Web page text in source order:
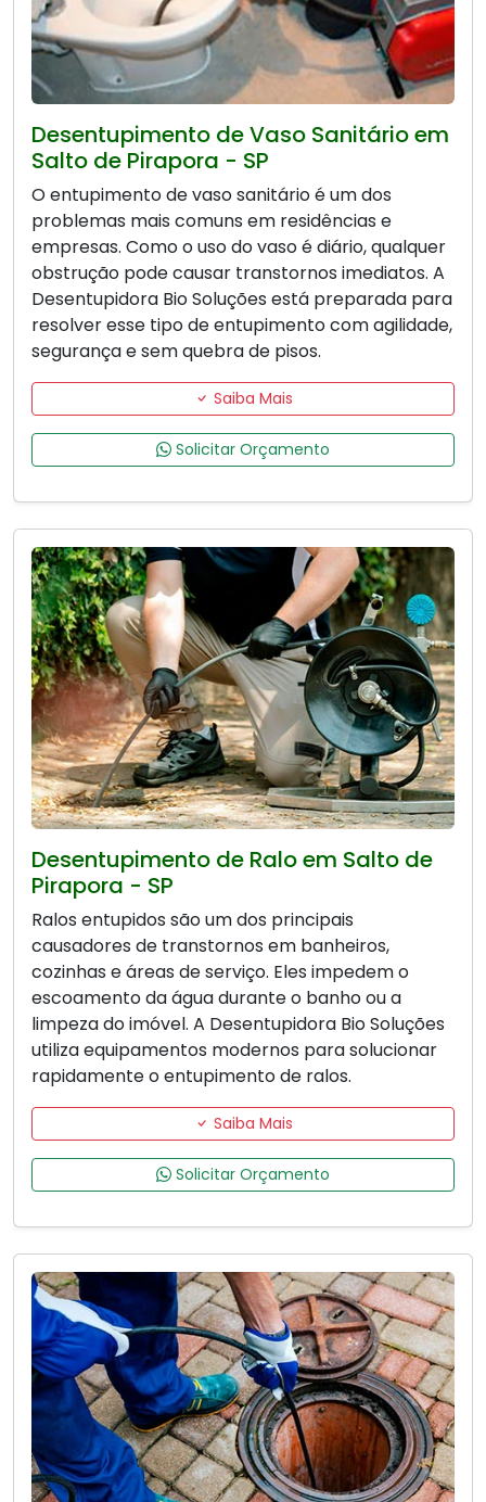
Desentupimento de Vaso Sanitário em
Salto de Pirapora - SP
O entupimento de vaso sanitário é um dos
problemas mais comuns em residências e
empresas. Como o uso do vaso é diário, qualquer
obstrução pode causar transtornos imediatos. A
Desentupidora Bio Soluções está preparada para
resolver esse tipo de entupimento com agilidade,
segurança e sem quebra de pisos.
Saiba Mais
Solicitar Orçamento
Desentupimento de Ralo em Salto de
Pirapora - SP
Ralos entupidos são um dos principais
causadores de transtornos em banheiros,
cozinhas e áreas de serviço. Eles impedem o
escoamento da água durante o banho ou a
limpeza do imóvel. A Desentupidora Bio Soluções
utiliza equipamentos modernos para solucionar
rapidamente o entupimento de ralos.
Saiba Mais
Solicitar Orçamento